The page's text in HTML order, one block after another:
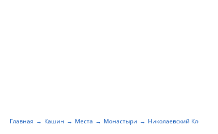
Главная Кашин Места Монастыри Николаевский